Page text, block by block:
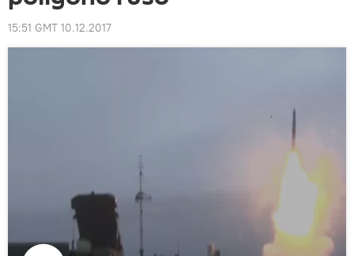
15:51 GMT 10.12.2017